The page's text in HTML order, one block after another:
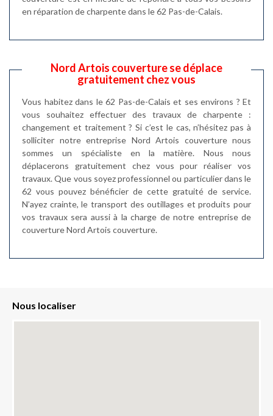
en réparation de charpente dans le 62 Pas-de-Calais.
Nord Artois couverture se déplace
gratuitement chez vous
Vous habitez dans le 62 Pas-de-Calais et ses environs ? Et
vous souhaitez effectuer des travaux de charpente :
changement et traitement ? Si c’est le cas, n’hésitez pas à
solliciter notre entreprise Nord Artois couverture nous
sommes un spécialiste en la matière. Nous nous
déplacerons gratuitement chez vous pour réaliser vos
travaux. Que vous soyez professionnel ou particulier dans le
62 vous pouvez bénéficier de cette gratuité de service.
N’ayez crainte, le transport des outillages et produits pour
vos travaux sera aussi à la charge de notre entreprise de
couverture Nord Artois couverture.
Nous localiser